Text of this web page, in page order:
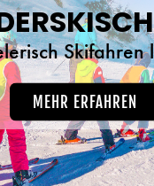
Skifahren
MEHR ERFAHREN